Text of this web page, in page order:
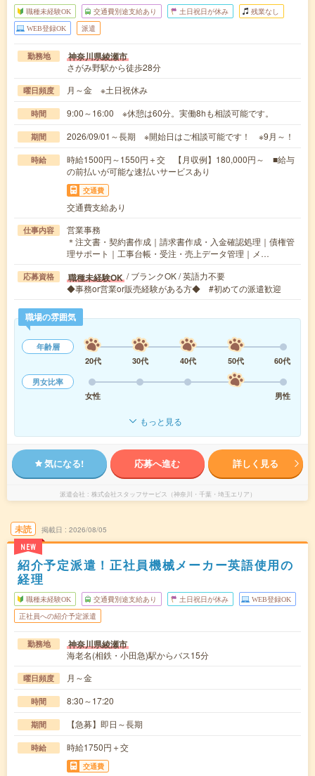
職種未経験OK 交通費別途支給あり 土日祝日が休み 残業なし
WEB登録OK 派遣
勤務地 神奈川県綾瀬市
さがみ野駅から徒歩28分
曜日頻度 月～金 ※土日祝休み
時間 9:00～16:00 ※休憩は60分。実働8hも相談可能です。
期間 2026/09/01～長期 ※開始日はご相談可能です！ ※9月～！
時給
時給1500円～1550円＋交 【月収例】180,000円～ ■給与
の前払いが可能な速払いサービスあり
交通費
交通費支給あり
仕事内容
営業事務
＊注文書・契約書作成｜請求書作成・入金確認処理｜債権管
理サポート｜工事台帳・受注・売上データ管理｜メ…
応募資格 職種未経験OK / ブランクOK / 英語力不要
◆事務or営業or販売経験がある方◆ #初めての派遣歓迎
職場の雰囲気
年齢層
20代
30代 40代 50代
60代
男女比率
女性
男性
もっと見る
気になる! 応募へ進む 詳しく見る
派遣会社 株式会社スタッフサービス（神奈川・千葉・埼玉エリア）
未読
NEW
掲載日 2026/08/05
紹介予定派遣！正社員機械メーカー英語使用の
経理
職種未経験OK 交通費別途支給あり 土日祝日が休み WEB登録OK
正社員への紹介予定派遣
勤務地 神奈川県綾瀬市
海老名(相鉄・小田急)駅からバス15分
曜日頻度 月～金
時間 8:30～17:20
期間 【急募】即日～長期
時給 時給1750円＋交
交通費